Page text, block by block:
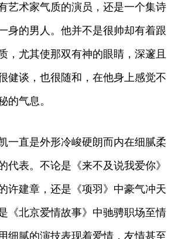
艺术家气质的演员，还是一个集诗
身的男人。他并不是很帅却有着跟
，尤其使那双有神的眼睛，深邃且
健谈，也很随和，在他身上感觉不
的气息。
一直是外形冷峻硬朗而内在细腻柔
代表。不论是《来不及说我爱你》
许建章，还是《项羽》中豪气冲天
《北京爱情故事》中驰骋职场至情
细腻的演技表现着爱情，友情甚至